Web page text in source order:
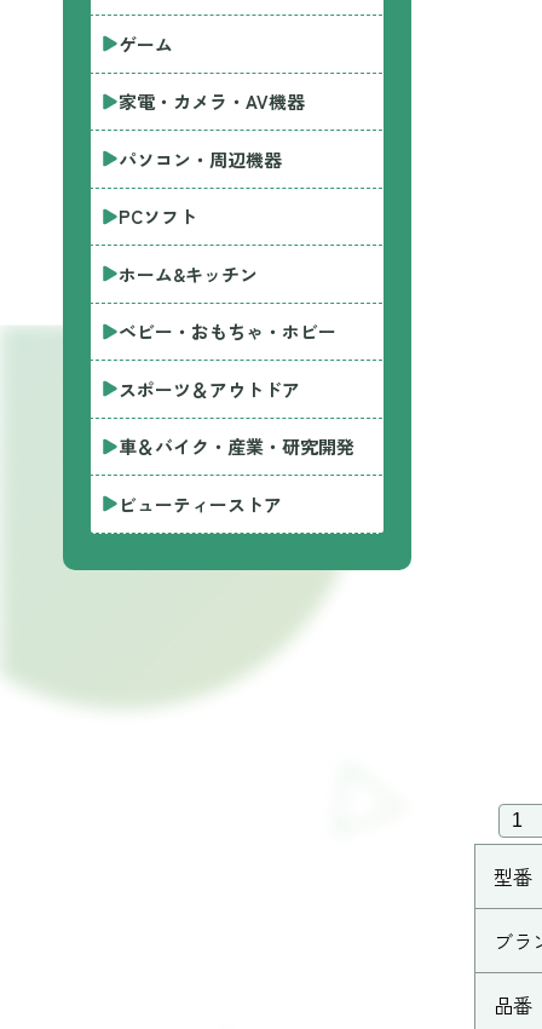
型番
ブラ
品番
ゲーム
家電・カメラ・AV機器
パソコン・周辺機器
PCソフト
ホーム&キッチン
ベビー・おもちゃ・ホビー
スポーツ＆アウトドア
車＆バイク・産業・研究開発
ビューティーストア